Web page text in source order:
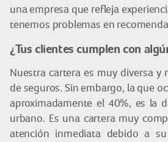
una empresa que refleja
tenemos problemas en
¿Tus clientes cumplen con
Nuestra cartera es muy diversa y
de seguros. Sin embargo, la que
aproximadamente el 40%, es la
urbano. Es una cartera muy
atención inmediata debido a